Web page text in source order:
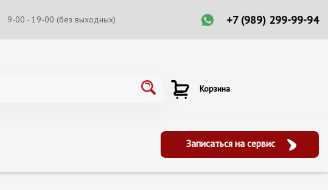
9-00 - 19-00 (без выходных) +7 (989) 299-99-94
Корзина
Записаться на сервис